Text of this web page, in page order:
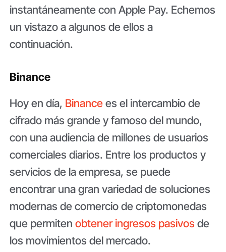
instantáneamente con Apple Pay. Echemos
un vistazo a algunos de ellos a
continuación.
Binance
Hoy en día, Binancees el intercambio de
cifrado más grande y famoso del mundo,
con una audiencia de millones de usuarios
comerciales diarios. Entre los productos y
servicios de la empresa, se puede
encontrar una gran variedad de soluciones
modernas de comercio de criptomonedas
que permitenobtener ingresos pasivos de
los movimientos del mercado.